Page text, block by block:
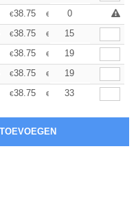
€38.75 € 36.76
0
€38.75 € 36.76
15
€38.75 € 36.76
19
€38.75 € 36.76
19
€38.75 € 36.76
33